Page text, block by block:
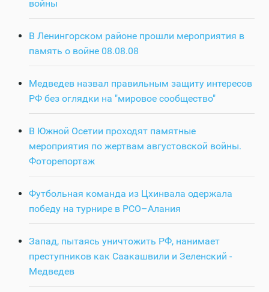
войны
В Ленингорском районе прошли мероприятия в
память о войне 08.08.08
Медведев назвал правильным защиту интересов
РФ без оглядки на "мировое сообщество"
В Южной Осетии проходят памятные
мероприятия по жертвам августовской войны.
Фоторепортаж
Футбольная команда из Цхинвала одержала
победу на турнире в РСО–Алания
Запад, пытаясь уничтожить РФ, нанимает
преступников как Саакашвили и Зеленский -
Медведев